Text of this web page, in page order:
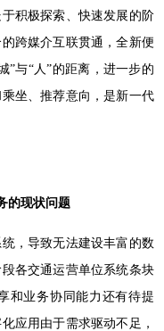
积极探索、快速发展的阶
跨媒介互联贯通，全新便
”与“人”的距离，进一步的
坐、推荐意向，是新一代
的现状问题
，导致无法建设丰富的数
各交通运营单位系统条块
和业务协同能力还有待提
应用由于需求驱动不足，